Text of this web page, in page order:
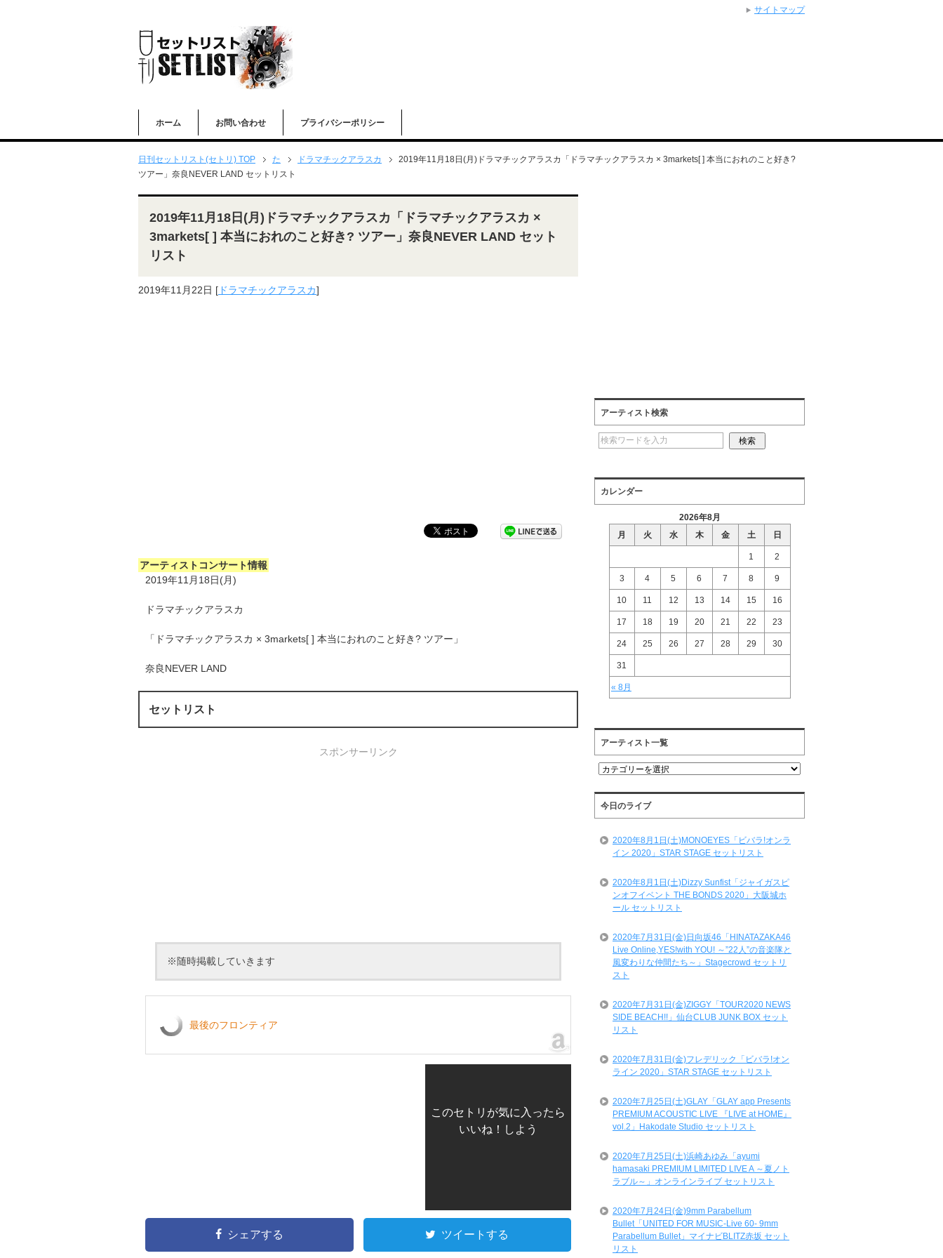
ホーム お問い合わせ プライバシーポリシー
日刊セットリスト(セトリ) TOP た ドラマチックアラスカ
2019年11月18日(月)ドラマチックアラスカ「ドラマチックアラスカ × 3markets[ ] 本当におれのこと好き?
ツアー」奈良NEVER LAND セットリスト
2019年11月18日(月)ドラマチックアラスカ「ドラマチックアラスカ ×
3markets[ ] 本当におれのこと好き? ツアー」奈良NEVER LAND セット
リスト
2019年11月22日 [ ドラマチックアラスカ]
アーティストコンサート情報
2019年11月18日(月)
ドラマチックアラスカ
「ドラマチックアラスカ × 3markets[ ] 本当におれのこと好き? ツアー」
奈良NEVER LAND
セットリスト
スポンサーリンク
※随時掲載していきます
最後のフロンティア
このセトリが気に入ったら
いいね！しよう
シェアする ツイートする
アーティスト検索
カレンダー
2026年8月
月
火 水 木 金 土 日
« 8月
1 2
3 4 5 6 7 8 9
10 11 12 13 14 15 16
17 18 19 20 21 22 23
24 25 26 27 28 29 30
31
アーティスト一覧
ア
テ
ィ
ス
一
今日のライブ
2020年8月1日(土)MONOEYES「ビバラ!オンラ
イン 2020」STAR STAGE セットリスト
2020年8月1日(土)Dizzy Sunfist「ジャイガスピ
ンオフイベント THE BONDS 2020」大阪城ホ
ール セットリスト
2020年7月31日(金)日向坂46「HINATAZAKA46
Live Online,YES!with YOU! ～”22人”の音楽隊と
風変わりな仲間たち～」Stagecrowd セットリ
スト
2020年7月31日(金)ZIGGY「TOUR2020 NEWS
SIDE BEACH!!」仙台CLUB JUNK BOX セット
リスト
2020年7月31日(金)フレデリック「ビバラ!オン
ライン 2020」STAR STAGE セットリスト
2020年7月25日(土)GLAY「GLAY app Presents
PREMIUM ACOUSTIC LIVE 『LIVE at HOME』
vol.2」Hakodate Studio セットリスト
2020年7月25日(土)浜崎あゆみ「ayumi
hamasaki PREMIUM LIMITED LIVE A ～夏ノト
ラブル～」オンラインライブ セットリスト
2020年7月24日(金)9mm Parabellum
Bullet「UNITED FOR MUSIC-Live 60- 9mm
Parabellum Bullet」マイナビBLITZ赤坂 セット
リスト
サイトマップ